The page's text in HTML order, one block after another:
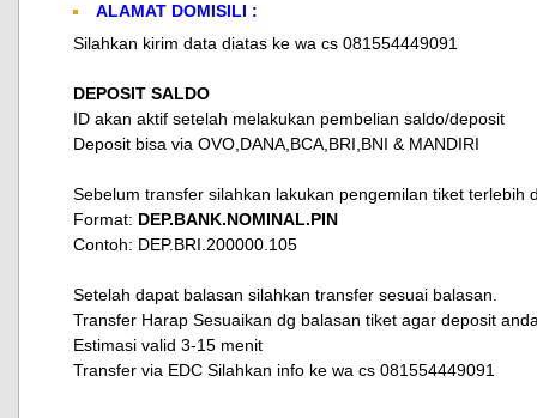
ALAMAT DOMISILI :
Silahkan kirim data diatas ke wa cs 081554449091
DEPOSIT SALDO
ID akan aktif setelah melakukan pembelian saldo/deposit
Deposit bisa via OVO,DANA,BCA,BRI,BNI & MANDIRI
Sebelum transfer silahkan lakukan pengemilan tiket terlebih
Format: DEP.BANK.NOMINAL.PIN
Contoh: DEP.BRI.200000.105
Setelah dapat balasan silahkan transfer sesuai balasan.
Transfer Harap Sesuaikan dg balasan tiket agar deposit
Estimasi valid 3-15 menit
​Transfer via EDC Silahkan info ke wa cs 081554449091